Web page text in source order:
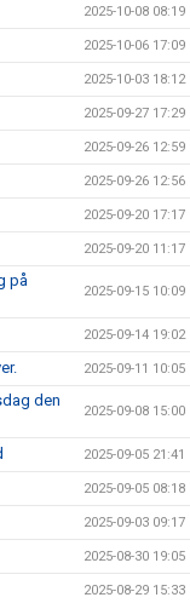
2025-10-08 08:19
2025-10-06 17:09
2025-10-03 18:12
2025-09-27 17:29
2025-09-26 12:59
2025-09-26 12:56
2025-09-20 17:17
2025-09-20 11:17
på
2025-09-15 10:09
2025-09-14 19:02
2025-09-11 10:05
den
2025-09-08 15:00
2025-09-05 21:41
2025-09-05 08:18
2025-09-03 09:17
2025-08-30 19:05
2025-08-29 15:33